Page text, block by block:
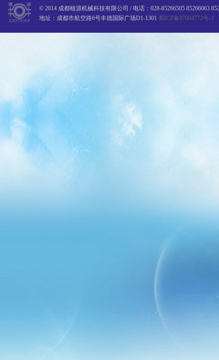
© 2014 成都植源机械科技有限公司 / 电话：028-85266505 85266063
地址：成都市航空路6号丰德国际广场D1-1301 蜀ICP备07004772号-3